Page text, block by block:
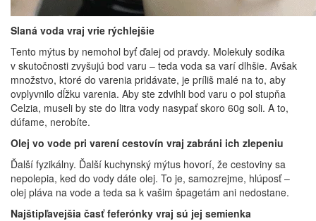
Slaná voda vraj vrie rýchlejšie
Tento mýtus by nemohol byť ďalej od pravdy. Molekuly sodíka
v skutočnosti zvyšujú bod varu – teda voda sa varí dlhšie. Avšak
množstvo, ktoré do varenia pridávate, je príliš malé na to, aby
ovplyvnilo dĺžku varenia. Aby ste zdvihli bod varu o pol stupňa
Celzia, museli by ste do litra vody nasypať skoro 60g soli. A to,
dúfame, nerobíte.
Olej vo vode pri varení cestovín vraj zabráni ich zlepeniu
Ďalší fyzikálny. Ďalší kuchynský mýtus hovorí, že cestoviny sa
nepolepia, ked do vody dáte olej. To je, samozrejme, hlúposť –
olej pláva na vode a teda sa k vašim špagetám ani nedostane.
Najštipľavejšia časť feferónky vraj sú jej semienka